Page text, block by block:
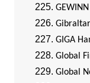
GIGA
Global
Global